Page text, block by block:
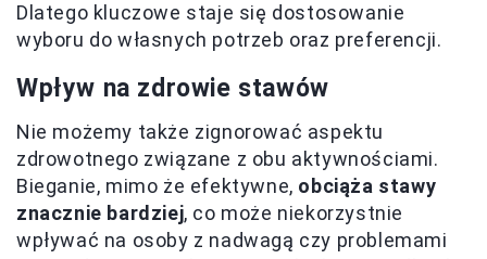
Dlatego kluczowe staje się dostosowanie
wyboru do własnych potrzeb oraz preferencji.
Wpływ na zdrowie stawów
Nie możemy także zignorować aspektu
zdrowotnego związane z obu aktywnościami.
Bieganie, mimo że efektywne, obciąża stawy
znacznie bardziej, co może niekorzystnie
wpływać na osoby z nadwagą czy problemami